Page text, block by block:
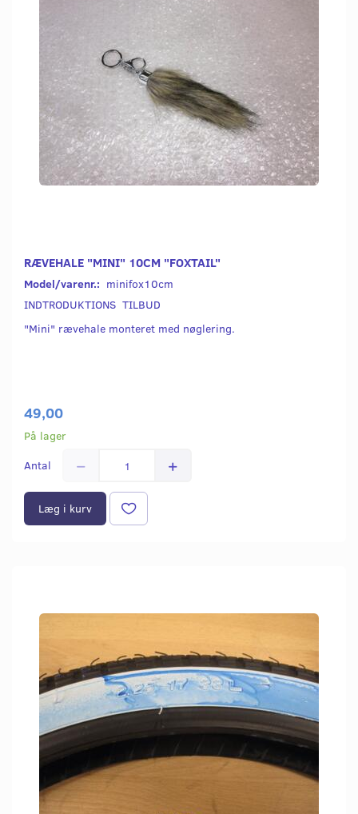
RÆVEHALE "MINI" 10CM "FOXTAIL"
Model/varenr.: minifox10cm
INDTRODUKTIONS TILBUD
"Mini" rævehale monteret med nøglering.
49,00
På lager
Antal
Læg i kurv